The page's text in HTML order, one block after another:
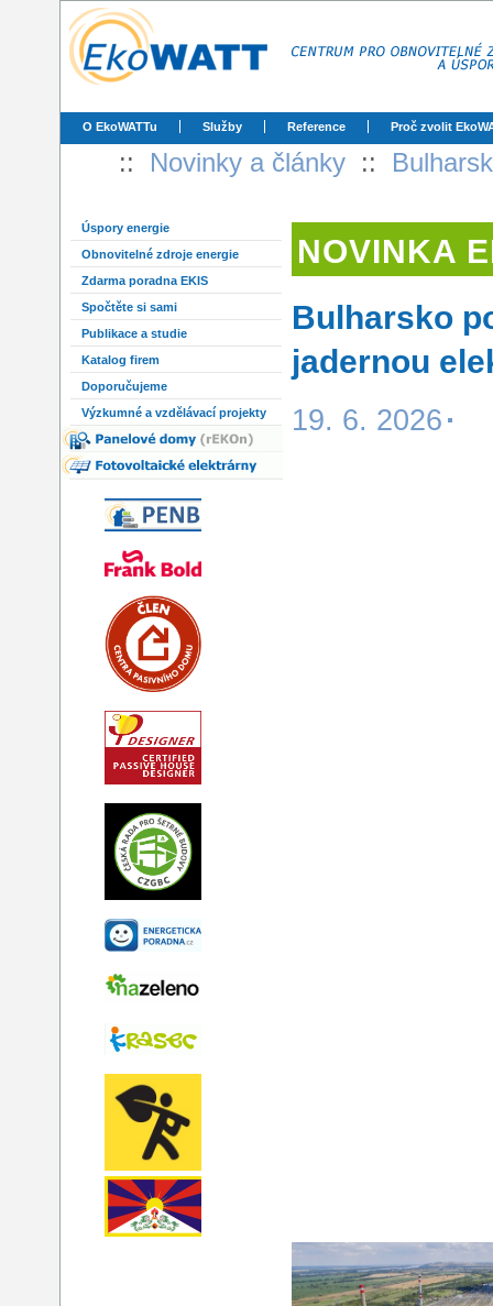
O EkoWATTu Služby Reference Proč zvolit
:: Novinky a články ::
Úspory energie
Obnovitelné zdroje energie
Zdarma poradna EKIS
Spočtěte si sami
Publikace a studie
Katalog firem
Doporučujeme
Výzkumné a vzdělávací projekty
NOVINKA
Bulharsko
jadernou
19. 6. 2026